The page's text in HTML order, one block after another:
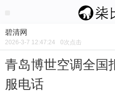
碧清网
2026-3-7 12:47:24 0次点击
青岛博世空调全国
服电话